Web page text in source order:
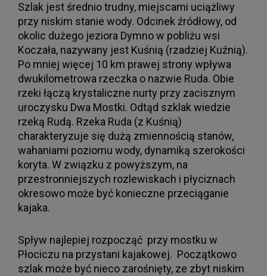
Szlak jest średnio trudny, miejscami uciążliwy
przy niskim stanie wody. Odcinek źródłowy, od
okolic dużego jeziora Dymno w pobliżu wsi
Koczała, nazywany jest Kuśnią (rzadziej Kuźnią).
Po mniej więcej 10 km prawej strony wpływa
dwukilometrowa rzeczka o nazwie Ruda. Obie
rzeki łączą krystaliczne nurty przy zacisznym
uroczysku Dwa Mostki. Odtąd szklak wiedzie
rzeką Rudą. Rzeka Ruda (z Kuśnią)
charakteryzuje się dużą zmiennością stanów,
wahaniami poziomu wody, dynamiką szerokości
koryta. W związku z powyższym, na
przestronniejszych rozlewiskach i płyciznach
okresowo może być konieczne przeciąganie
kajaka.
Spływ najlepiej rozpocząć przy mostku w
Płociczu na przystani kajakowej. Początkowo
szlak może być nieco zarośnięty, ze zbyt niskim